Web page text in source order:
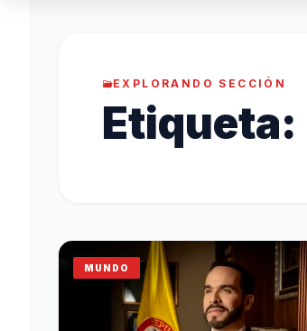
EXPLORANDO SECCIÓN
Etiqueta:
MUNDO